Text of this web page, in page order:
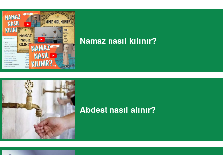
Namaz nasıl kılınır?
Abdest nasıl alınır?